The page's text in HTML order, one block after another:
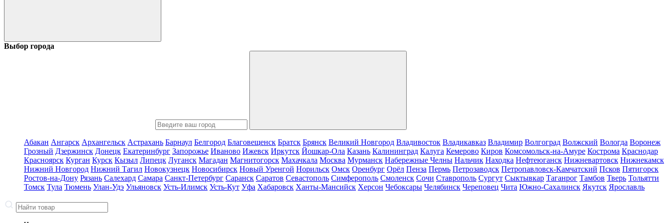
Выбор города
Абакан Ангарск Архангельск Астрахань Барнаул Белгород Благовещенск Братск Брянск Великий Новгород Владивосток Владикавказ Владимир Волгоград Волжский Вологда Воронеж
Грозный Дзержинск Донецк Екатеринбург Запорожье Иваново Ижевск Иркутск Йошкар-Ола Казань Калининград Калуга Кемерово Киров Комсомольск-на-Амуре Кострома Краснодар
Красноярск Курган Курск Кызыл Липецк Луганск Магадан Магнитогорск Махачкала Москва Мурманск Набережные Челны Нальчик Находка Нефтеюганск Нижневартовск Нижнекамск
Нижний Новгород Нижний Тагил Новокузнецк Новосибирск Новый Уренгой Норильск Омск Оренбург Орёл Пенза Пермь Петрозаводск Петропавловск-Камчатский Псков Пятигорск
Ростов-на-Дону Рязань Салехард Самара Санкт-Петербург Саранск Саратов Севастополь Симферополь Смоленск Сочи Ставрополь Сургут Сыктывкар Таганрог Тамбов Тверь Тольятти
Томск Тула Тюмень Улан-Удэ Ульяновск Усть-Илимск Усть-Кут Уфа Хабаровск Ханты-Мансийск Херсон Чебоксары Челябинск Череповец Чита Южно-Сахалинск Якутск Ярославль